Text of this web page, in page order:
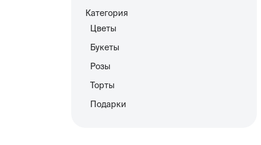
Категория
Цветы
Букеты
Розы
Торты
Подарки